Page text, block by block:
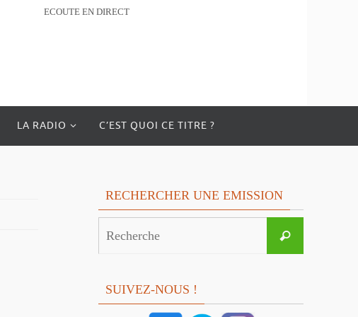
ECOUTE EN DIRECT
LA RADIO C’EST QUOI CE TITRE ?
RECHERCHER UNE EMISSION
Recherche
SUIVEZ-NOUS !